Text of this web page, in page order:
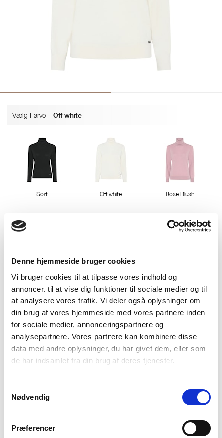
Denne hjemmeside bruger cookies
Vi bruger cookies til at tilpasse vores indhold og
annoncer, til at vise dig funktioner til sociale medier og til
at analysere vores trafik. Vi deler også oplysninger om
din brug af vores hjemmeside med vores partnere inden
for sociale medier, annonceringspartnere og
analysepartnere. Vores partnere kan kombinere disse
data med andre oplysninger, du har givet dem, eller som
de har indsamlet fra din brug af deres tjenester.
Nødvendig
Præferencer
Vælg Farve - Off white
Sort Off white Rose Blush
Lavender Camel melange Green Melange
Rose Pink Melange
XL XXL